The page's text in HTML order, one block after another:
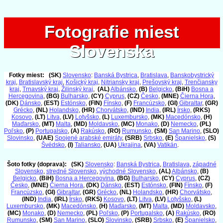
Fotografie miest
Slovenska
Fotografie miest
Slovenska
Fotky miest: (SK) Slovensko: Banská Bystrica, Bratislava, Banskobystrický
kraj, Bratislavský kraj, Košický kraj, Nitriansky kraj, Prešovský kraj, Trenčiansky
kraj, Trnavský kraj, Žilinský kraj, (AL)Albánsko, (B) Belgicko, (BiH) Bosna a
Hercegovina, (BG) Bulharsko, (CY) Cyprus, (CZ) Česko, (MNE) Čierna Hora,
(DK) Dánsko, (EST) Estónsko, (FIN) Fínsko, (F) Francúzsko, (GI) Gibraltar, (GR)
Grécko, (NL) Holandsko, (HR) Chorvátsko, (IND) India, (IRL) Írsko, (RKS)
Kosovo, (LT) Litva, (LV) Lotyšsko, (L) Luxembursko, (MK) Macedónsko, (H)
Maďarsko, (MT) Malta, (MD) Moldavsko, (MC) Monako, (D) Nemecko, (PL)
Poľsko, (P) Portugalsko, (A) Rakúsko, (RO) Rumunsko, (SM) San Marino, (SLO)
Slovinsko, (UAE) Spojené arabské emiráty, (SRB) Srbsko, (E) Španielsko, (S)
Švédsko, (I) Taliansko, (UA) Ukrajina, (VA) Vatikán.
Šoto fotky (doprava): (SK) Slovensko: Banská Bystrica, Bratislava, západné
Slovensko, stredné Slovensko, východné Slovensko, (AL)Albánsko, (B)
Belgicko, (BiH) Bosna a Hercegovina, (BG) Bulharsko, (CY) Cyprus, (CZ)
Česko, (MNE) Čierna Hora, (DK) Dánsko, (EST) Estónsko, (FIN) Fínsko, (F)
Francúzsko, (GI) Gibraltar, (GR) Grécko, (NL) Holandsko, (HR) Chorvátsko,
(IND) India, (IRL) Írsko, (RKS) Kosovo, (LT) Litva, (LV) Lotyšsko, (L)
Luxembursko, (MK) Macedónsko, (H) Maďarsko, (MT) Malta, (MD) Moldavsko,
(MC) Monako, (D) Nemecko, (PL) Poľsko, (P) Portugalsko, (A) Rakúsko, (RO)
Rumunsko, (SM) San Marino, (SLO) Slovinsko, (SRB) Srbsko, (E) Španielsko,